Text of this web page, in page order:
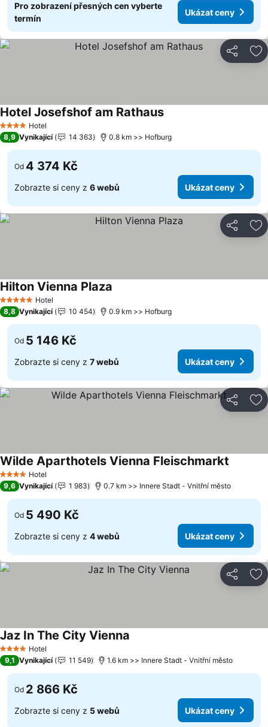
Pro zobrazení přesných cen vyberte
termín
Ukázat ceny
Sdílet
4 Počet hvězdiček
Hotel
Hotel Josefshof am RathausUkázat ceny
8,9 Vynikající 14 363 0.8 km >> Hofburg
Od 4 374 Kč
Zobrazte si ceny z 6 webů Ukázat ceny
Sdílet
5 Počet hvězdiček
Hotel
Hilton Vienna Plaza
8,8 Vynikající 10 454 0.9 km >> Hofburg
Od 5 146 Kč
Zobrazte si ceny z 7 webů Ukázat ceny
Sdílet
4 Počet hvězdiček
Hotel
Wilde Aparthotels Vienna Fleischmarkt
9,6 Vynikající 1 983 0.7 km >> Innere Stadt - Vnitřní město
Od 5 490 Kč
Zobrazte si ceny z 4 webů Ukázat ceny
Sdílet
4 Počet hvězdiček
Hotel
Jaz In The City Vienna
9,1 Vynikající 11 549 1.6 km >> Innere Stadt - Vnitřní město
Od 2 866 Kč
Zobrazte si ceny z 5 webů Ukázat ceny